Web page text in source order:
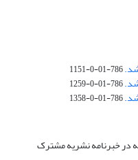
786-01-0-1151
786-01-0-1259
786-01-0-1358
در خبرنامه نشریه مشترک